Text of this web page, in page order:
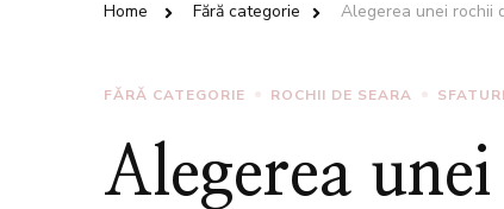
Home Fără categorie Alegerea unei rochii
FĂRĂ CATEGORIE ROCHII DE SEARA
Alegerea